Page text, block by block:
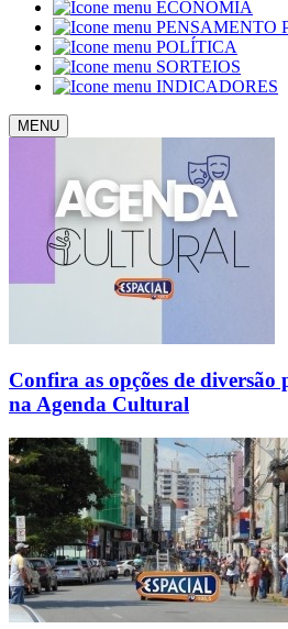
ECONOMIA
PENSAMENTO
POLÍTICA
SORTEIOS
INDICADORES
MENU
Confira as opções de diversão
na Agenda Cultural